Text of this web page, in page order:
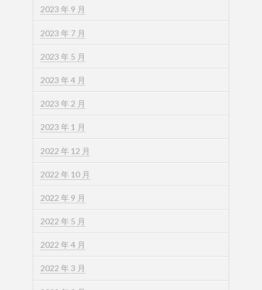
2023 年 9 月
2023 年 7 月
2023 年 5 月
2023 年 4 月
2023 年 2 月
2023 年 1 月
2022 年 12 月
2022 年 10 月
2022 年 9 月
2022 年 5 月
2022 年 4 月
2022 年 3 月